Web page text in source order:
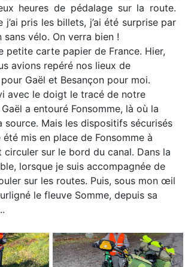
heures de pédalage sur la route.
j’ai pris les billets, j’ai été surprise par
vélo. On verra bien !
petite carte papier de France. Hier,
avions repéré nos lieux de
Gaël et Besançon pour moi.
avec le doigt le tracé de notre
a entouré Fonsomme, là où la
source. Mais les dispositifs sécurisés
été mis en place de Fonsomme à
circuler sur le bord du canal. Dans la
lorsque je suis accompagnée de
sur les routes. Puis, sous mon œil
le fleuve Somme, depuis sa